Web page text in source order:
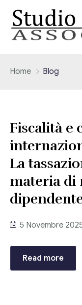
Contabilità
Adempimenti
Contrattualistica
Consulenza
Consulenza del
Revisione legale
Circolari
Circolari Flash
Eventi
Corsi FAD
Video/Tv
Università
Press
Home Blog
Fiscalità e
La
materia di
5 Novembre
Read more